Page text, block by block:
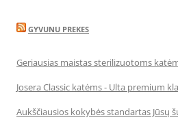
GYVUNU PREKES
Geriausias maistas sterilizuotoms
Josera Classic katėms - Ulta premium
Aukščiausios kokybės standartas Jūsų